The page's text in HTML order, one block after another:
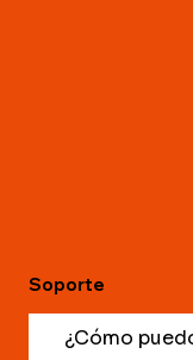
Soporte
¿Cómo